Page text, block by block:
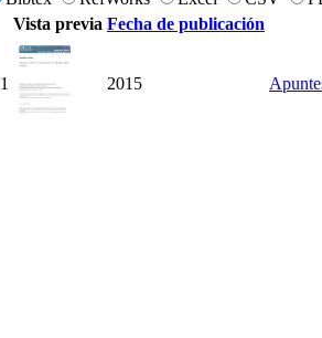
Vista previa Fecha de publicación
1 2015